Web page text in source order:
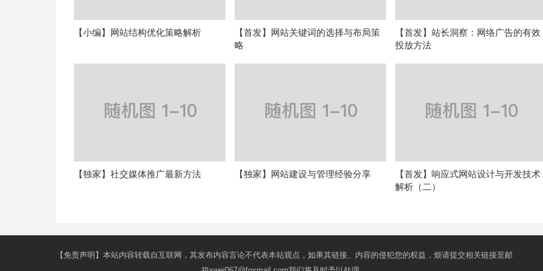
【小编】网站结构优化策略解析
【首发】网站关键词的选择与布局策
略
【首发】站长洞察：网络广告的有效
投放方法
【独家】社交媒体推广最新方法 【独家】网站建设与管理经验分享
【首发】响应式网站设计与开发技术
解析（二）
【免责声明】本站内容转载自互联网，其发布内容言论不代表本站观点，如果其链接、内容的侵犯您的权益，烦请提交相关链接至邮